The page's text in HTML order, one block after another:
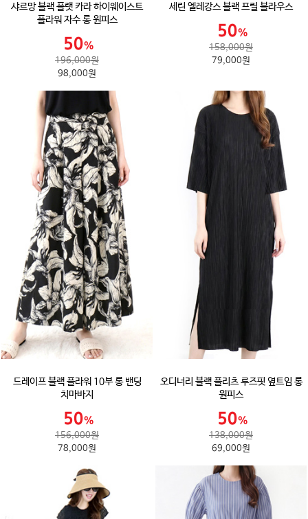
샤르망 블랙 플랫 카라 하이웨이스트
플라워 자수 롱 원피스
196,000원
98,000원
세린 엘레강스 블랙 프릴 블라우스
158,000원
79,000원
드레이프 블랙 플라워 10부 롱 밴딩
치마바지
156,000원
78,000원
오디너리 블랙 플리츠 루즈핏 옆트임 롱
원피스
138,000원
69,000원